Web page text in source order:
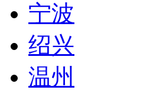
宁波
绍兴
温州